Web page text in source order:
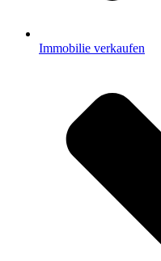
Immobilie verkaufen